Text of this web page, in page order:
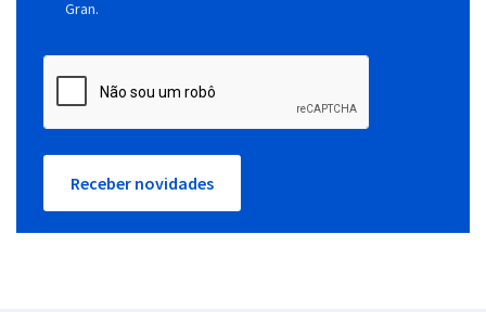
Gran.
Receber novidades